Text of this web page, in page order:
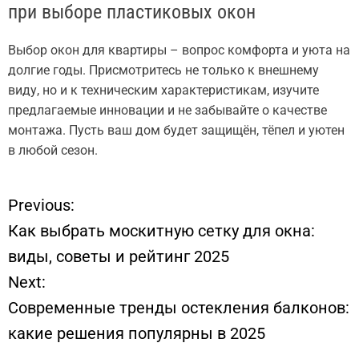
при выборе пластиковых окон
Выбор окон для квартиры – вопрос комфорта и уюта на
долгие годы. Присмотритесь не только к внешнему
виду, но и к техническим характеристикам, изучите
предлагаемые инновации и не забывайте о качестве
монтажа. Пусть ваш дом будет защищён, тёпел и уютен
в любой сезон.
Н
а
в
и
Previous:
Как выбрать москитную сетку для окна:
виды, советы и рейтинг 2025
Next:
Современные тренды остекления балконов:
какие решения популярны в 2025